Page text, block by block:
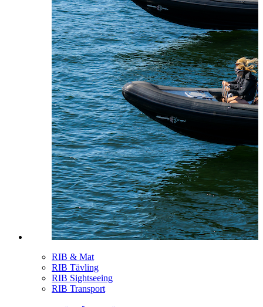
RIB & Mat
RIB Tävling
RIB Sightseeing
RIB Transport